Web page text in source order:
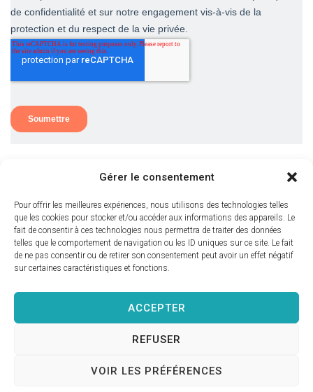
Gérer le consentement
Pour offrir les meilleures expériences, nous utilisons des technologies telles
que les cookies pour stocker et/ou accéder aux informations des appareils. Le
fait de consentir à ces technologies nous permettra de traiter des données
telles que le comportement de navigation ou les ID uniques sur ce site. Le fait
de ne pas consentir ou de retirer son consentement peut avoir un effet négatif
sur certaines caractéristiques et fonctions.
ACCEPTER
REFUSER
VOIR LES PRÉFÉRENCES
Nous joindre